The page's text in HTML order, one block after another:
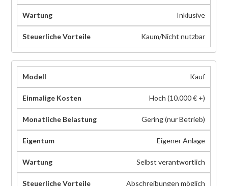
Inklusive
Kaum/Nicht nutzbar
Kauf
Hoch (10.000 € +)
Gering (nur Betrieb)
Eigener Anlage
Selbst verantwortlich
Abschreibungen möglich